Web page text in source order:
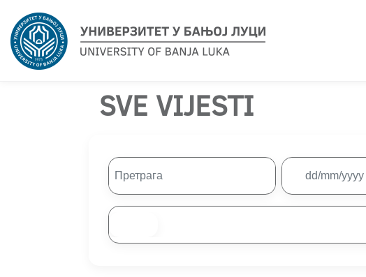
SVE VIJESTI